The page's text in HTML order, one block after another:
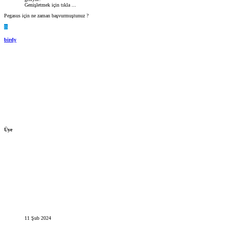
Genişletmek için tıkla ...
Pegasus için ne zaman başvurmuştunuz ?
B
birdy
Üye
11 Şub 2024